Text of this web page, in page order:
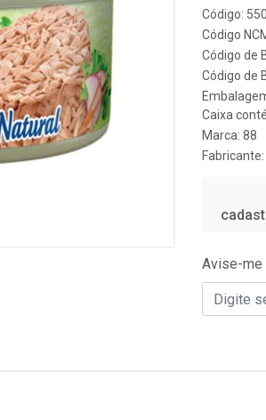
Código:
Código
Código de
Código de
Caixa
Marca: 88
Fabricante:
Avise-me